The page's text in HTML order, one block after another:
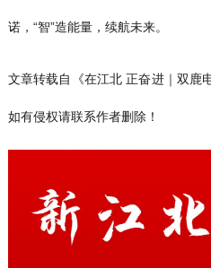
诺，“智”造能量，续航未来。
文章转载自《在江北 正奋进｜双鹿
如有侵权请联系作者删除！